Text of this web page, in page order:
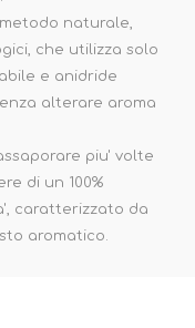
naturale,
che utilizza solo
e anidride
alterare aroma
piu' volte
di un 100%
caratterizzato da
aromatico.